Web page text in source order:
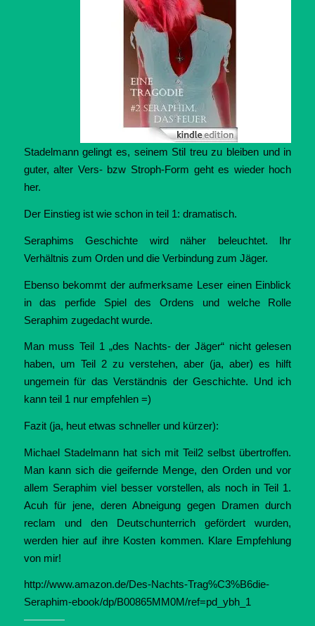
Stadelmann gelingt es, seinem Stil treu zu bleiben und in
guter, alter Vers- bzw Stroph-Form geht es wieder hoch
her.
Der Einstieg ist wie schon in teil 1: dramatisch.
Seraphims Geschichte wird näher beleuchtet. Ihr
Verhältnis zum Orden und die Verbindung zum Jäger.
Ebenso bekommt der aufmerksame Leser einen Einblick
in das perfide Spiel des Ordens und welche Rolle
Seraphim zugedacht wurde.
Man muss Teil 1 „des Nachts- der Jäger“ nicht gelesen
haben, um Teil 2 zu verstehen, aber (ja, aber) es hilft
ungemein für das Verständnis der Geschichte. Und ich
kann teil 1 nur empfehlen =)
Fazit (ja, heut etwas schneller und kürzer):
Michael Stadelmann hat sich mit Teil2 selbst übertroffen.
Man kann sich die geifernde Menge, den Orden und vor
allem Seraphim viel besser vorstellen, als noch in Teil 1.
Acuh für jene, deren Abneigung gegen Dramen durch
reclam und den Deutschunterrich gefördert wurden,
werden hier auf ihre Kosten kommen. Klare Empfehlung
von mir!
http://www.amazon.de/Des-Nachts-Trag%C3%B6die-
Seraphim-ebook/dp/B00865MM0M/ref=pd_ybh_1